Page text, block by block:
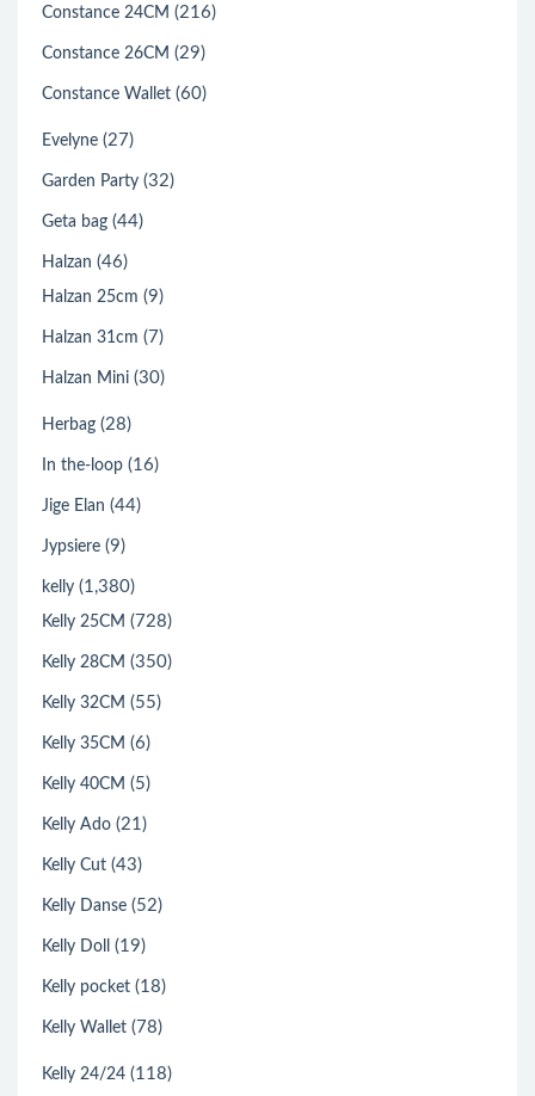
Constance 24CM (216)
Constance 26CM (29)
Constance Wallet (60)
Evelyne (27)
Garden Party (32)
Geta bag (44)
Halzan (46)
Halzan 25cm (9)
Halzan 31cm (7)
Halzan Mini (30)
Herbag (28)
In the-loop (16)
Jige Elan (44)
Jypsiere (9)
kelly (1,380)
Kelly 25CM (728)
Kelly 28CM (350)
Kelly 32CM (55)
Kelly 35CM (6)
Kelly 40CM (5)
Kelly Ado (21)
Kelly Cut (43)
Kelly Danse (52)
Kelly Doll (19)
Kelly pocket (18)
Kelly Wallet (78)
Kelly 24/24 (118)